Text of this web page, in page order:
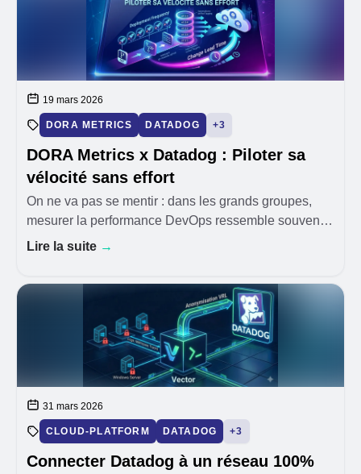
19 mars 2026
DORA METRICS DATADOG +3
DORA Metrics x Datadog : Piloter sa
vélocité sans effort
On ne va pas se mentir : dans les grands groupes,
mesurer la performance DevOps ressemble souvent à
un parcours du combattant entre Jira, GitHub et des
Lire la suite →
31 mars 2026
CLOUD-PLATFORM DATADOG +3
Connecter Datadog à un réseau 100%